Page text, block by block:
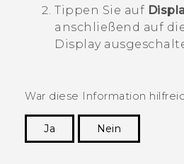
Tippen Sie auf
anschließend auf
Display
War diese Information
Ja
Nein